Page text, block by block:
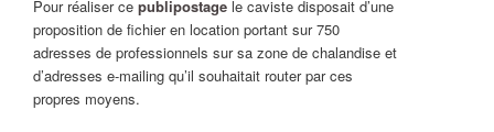
Pour réaliser ce publipostagele caviste disposait d’une
proposition de fichier en location portant sur 750
adresses de professionnels sur sa zone de chalandise et
d’adresses e-mailing qu’il souhaitait router par ces
propres moyens.